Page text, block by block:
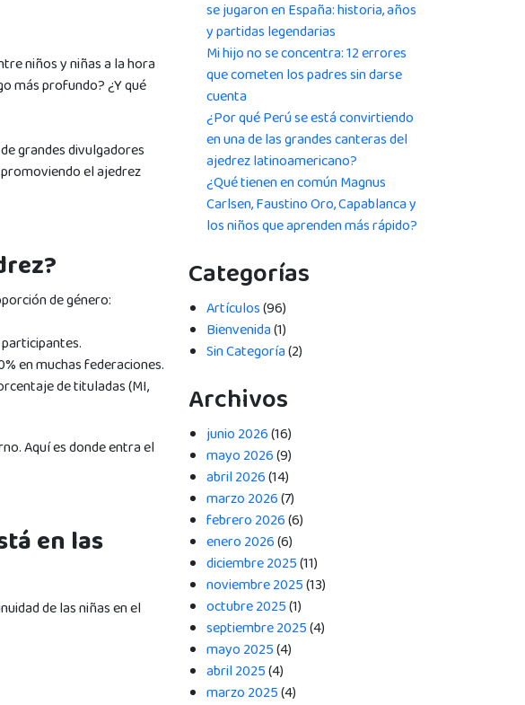
niños y niñas a la hora
más profundo? ¿Y qué
grandes divulgadores
el ajedrez
de género:
en muchas federaciones.
de tituladas (MI,
Aquí es donde entra el
en las
de las niñas en el
se jugaron en España: historia, años
y partidas legendarias
Mi hijo no se concentra: 12 errores
que cometen los padres sin darse
cuenta
¿Por qué Perú se está convirtiendo
en una de las grandes canteras del
ajedrez latinoamericano?
¿Qué tienen en común Magnus
Carlsen, Faustino Oro, Capablanca y
los niños que aprenden más rápido?
Categorías
Artículos(96)
Bienvenida(1)
Sin Categoría(2)
Archivos
junio 2026(16)
mayo 2026(9)
abril 2026(14)
marzo 2026(7)
febrero 2026(6)
enero 2026(6)
diciembre 2025(11)
noviembre 2025(13)
octubre 2025(1)
septiembre 2025(4)
mayo 2025(4)
abril 2025(4)
marzo 2025(4)